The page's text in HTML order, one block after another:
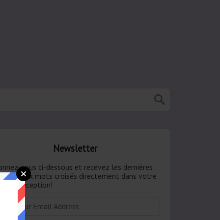
Newsletter
vous ci-dessous et recevez les dernières
aux mots croisés directement dans votre
de réception!